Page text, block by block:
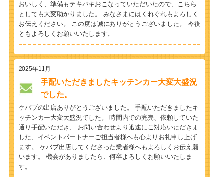
おいしく、準備もテキパキおこなっていただいたので、こちら
としても大変助かりました。 みなさまにはくれぐれもよろしく
お伝えください。 この度は誠にありがとうございました。 今後
ともよろしくお願いいたします。
2025年11月
手配いただきましたキッチンカー大変大盛況
でした。
ケバブの出店ありがとうございました。 手配いただきましたキ
ッチンカー大変大盛況でした。 時間内での完売、依頼していた
通り手配いただき、 お問い合わせより迅速にご対応いただきま
した、イベントパートナーご担当者様へも心よりお礼申し上げ
ます。 ケバブ出店してくださった業者様へもよろしくお伝え願
います。 機会がありましたら、何卒よろしくお願いいたしま
す。